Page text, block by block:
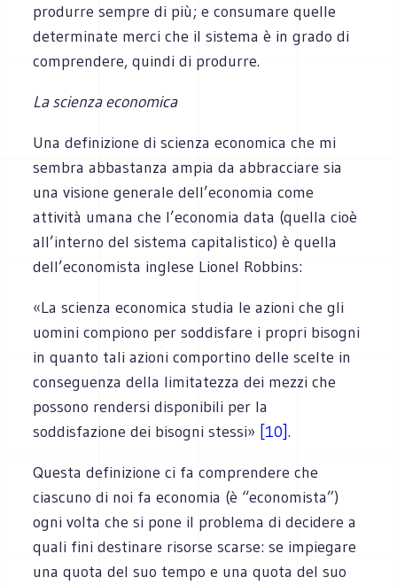
produrre sempre di più; e consumare quelle
determinate merci che il sistema è in grado di
comprendere, quindi di produrre.
La scienza economica
Una definizione di scienza economica che mi
sembra abbastanza ampia da abbracciare sia
una visione generale dell’economia come
attività umana che l’economia data (quella cioè
all’interno del sistema capitalistico) è quella
dell’economista inglese Lionel Robbins:
«La scienza economica studia le azioni che gli
uomini compiono per soddisfare i propri bisogni
in quanto tali azioni comportino delle scelte in
conseguenza della limitatezza dei mezzi che
possono rendersi disponibili per la
soddisfazione dei bisogni stessi» [10].
Questa definizione ci fa comprendere che
ciascuno di noi fa economia (è “economista”)
ogni volta che si pone il problema di decidere a
quali fini destinare risorse scarse: se impiegare
una quota del suo tempo e una quota del suo